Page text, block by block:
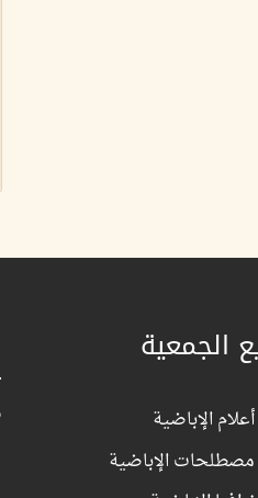
الجمعية
الإباضية
الإباضية